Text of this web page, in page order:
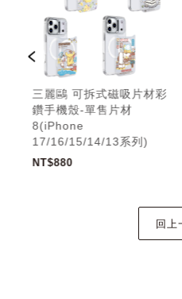
三麗鷗 可拆式磁吸片材彩
鑽手機殼-單售片材
8(iPhone
17/16/15/14/13系列)
NT$880